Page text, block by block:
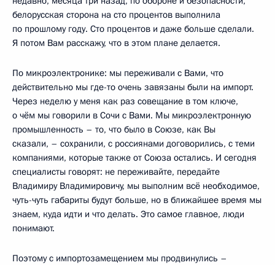
белорусская сторона на сто процентов выполнила
по прошлому году. Сто процентов и даже больше сделали.
Я потом Вам расскажу, что в этом плане делается.
По микроэлектронике: мы переживали с Вами, что
действительно мы где-то очень завязаны были на импорт.
Через неделю у меня как раз совещание в том ключе,
о чём мы говорили в Сочи с Вами. Мы микроэлектронную
промышленность – то, что было в Союзе, как Вы
сказали, – сохранили, с россиянами договорились, с теми
компаниями, которые также от Союза остались. И сегодня
специалисты говорят: не переживайте, передайте
Владимиру Владимировичу, мы выполним всё необходимое,
чуть-чуть габариты будут больше, но в ближайшее время мы
знаем, куда идти и что делать. Это самое главное, люди
понимают.
Поэтому с импортозамещением мы продвинулись –